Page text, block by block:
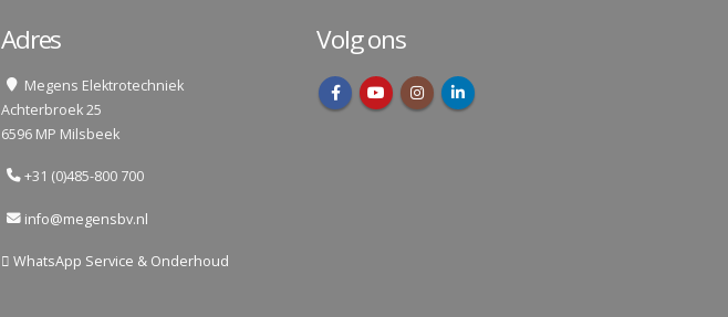
Adres
Megens Elektrotechniek
Achterbroek 25
6596 MP Milsbeek
+31 (0)485-800 700
info@megensbv.nl
WhatsApp Service & Onderhoud
Volg ons